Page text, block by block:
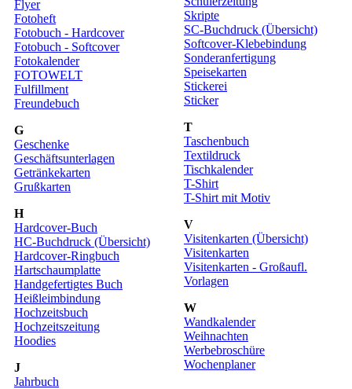
Flyer
Fotoheft
Fotobuch - Hardcover
Fotobuch - Softcover
Fotokalender
FOTOWELT
Fulfillment
Freundebuch
G
Geschenke
Geschäftsunterlagen
Getränkekarten
Grußkarten
H
Hardcover-Buch
HC-Buchdruck (Übersicht)
Hardcover-Ringbuch
Hartschaumplatte
Handgefertigtes Buch
Heißleimbindung
Hochzeitsbuch
Hochzeitszeitung
Hoodies
J
Jahrbuch
Skripte
SC-Buchdruck (Übersicht)
Softcover-Klebebindung
Sonderanfertigung
Speisekarten
Stickerei
Sticker
T
Taschenbuch
Textildruck
Tischkalender
T-Shirt
T-Shirt mit Motiv
V
Visitenkarten (Übersicht)
Visitenkarten
Visitenkarten - Großaufl.
Vorlagen
W
Wandkalender
Weihnachten
Werbebroschüre
Wochenplaner